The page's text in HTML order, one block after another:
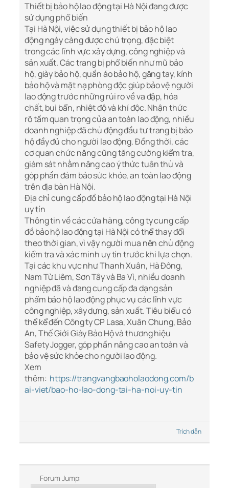
Thiết bị bảo hộ lao động tại Hà Nội đang được
sử dụng phổ biến
Tại Hà Nội, việc sử dụng thiết bị bảo hộ lao
động ngày càng được chú trọng, đặc biệt
trong các lĩnh vực xây dựng, công nghiệp và
sản xuất. Các trang bị phổ biến như mũ bảo
hộ, giày bảo hộ, quần áo bảo hộ, găng tay, kính
bảo hộ và mặt nạ phòng độc giúp bảo vệ người
lao động trước những rủi ro về va đập, hóa
chất, bụi bẩn, nhiệt độ và khí độc. Nhận thức
rõ tầm quan trọng của an toàn lao động, nhiều
doanh nghiệp đã chủ động đầu tư trang bị bảo
hộ đầy đủ cho người lao động. Đồng thời, các
cơ quan chức năng cũng tăng cường kiểm tra,
giám sát nhằm nâng cao ý thức tuân thủ và
góp phần đảm bảo sức khỏe, an toàn lao động
trên địa bàn Hà Nội.
Địa chỉ cung cấp đồ bảo hộ lao động tại Hà Nội
uy tín
Thông tin về các cửa hàng, công ty cung cấp
đồ bảo hộ lao động tại Hà Nội có thể thay đổi
theo thời gian, vì vậy người mua nên chủ động
kiểm tra và xác minh uy tín trước khi lựa chọn.
Tại các khu vực như Thanh Xuân, Hà Đông,
Nam Từ Liêm, Sơn Tây và Ba Vì, nhiều doanh
nghiệp đã và đang cung cấp đa dạng sản
phẩm bảo hộ lao động phục vụ các lĩnh vực
công nghiệp, xây dựng, sản xuất. Tiêu biểu có
thể kể đến Công ty CP Lasa, Xuân Chung, Bảo
An, Thế Giới Giày Bảo Hộ và thương hiệu
Safety Jogger, góp phần nâng cao an toàn và
bảo vệ sức khỏe cho người lao động.
Xem
thêm: https://trangvangbaoholaodong.com/b
ai-viet/bao-ho-lao-dong-tai-ha-noi-uy-tin
Trích dẫn
Forum Jump: